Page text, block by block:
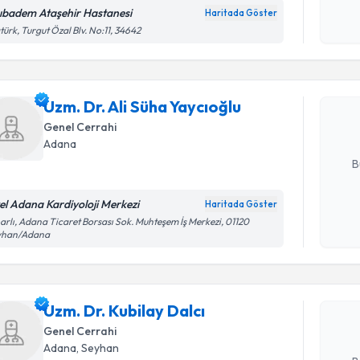
Ataşehir Hastanesi Haritada Göster
Turgut Özal Blv. No:11, 34642
Uzm. Dr. Ali Süha Yaycıoğlu
Genel Cerrahi
Adana
Adana Kardiyoloji Merkezi Haritada Göster
Adana Ticaret Borsası Sok. Muhteşem İş Merkezi, 01120
Adana
Uzm. Dr.
oluşturun.
Uzm. Dr. Kubilay Dalcı
Genel Cerrahi
Adana, Seyhan